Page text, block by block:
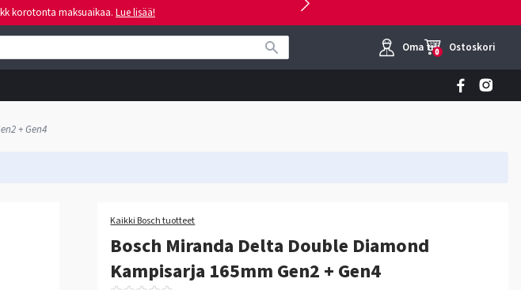
korotonta maksuaikaa. Lue lisää!
Oma tili
0 Ostoskori
+ Gen4
Kaikki Bosch tuotteet
Bosch Miranda Delta Double Diamond
Kampisarja 165mm Gen2 + Gen4